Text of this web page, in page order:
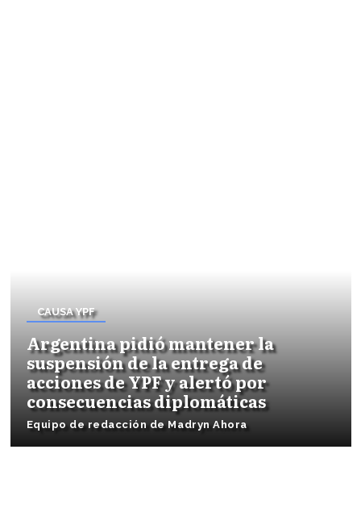
CAUSA YPF
Argentina pidió mantener la
suspensión de la entrega de
acciones de YPF y alertó por
consecuencias diplomáticas
Equipo de redacción de Madryn Ahora